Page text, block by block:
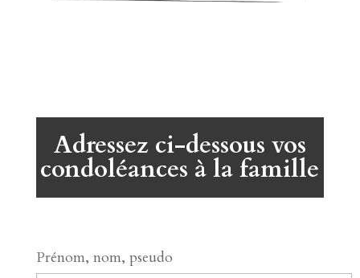
Adressez ci-dessous vos
condoléances à la famille
Prénom, nom, pseudo